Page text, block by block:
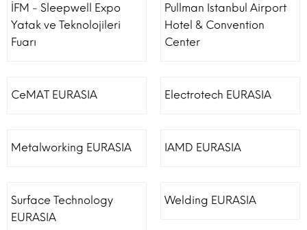
İFM - Sleepwell Expo
Yatak ve Teknolojileri
Fuarı
Pullman Istanbul Airport
Hotel & Convention
Center
CeMAT EURASIA Electrotech EURASIA
Metalworking EURASIA IAMD EURASIA
Surface Technology
EURASIA
Welding EURASIA